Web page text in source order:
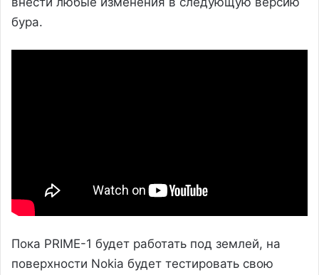
бура.
Пока PRIME-1 будет работать под землей, на
поверхности Nokia будет тестировать свою